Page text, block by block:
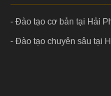
- Đào tạo cơ bản tại Hải
- Đào tạo chuyên sâu tại